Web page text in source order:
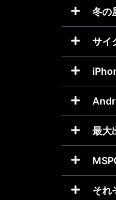
冬の
サイ
最大
それ